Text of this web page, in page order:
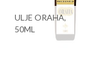
ULJE ORAHA,
50ML